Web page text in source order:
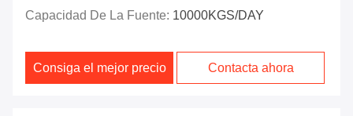
Capacidad De La Fuente: 10000KGS/DAY
Consiga el mejor precio Contacta ahora